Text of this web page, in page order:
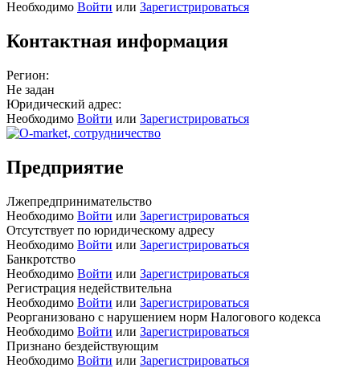
Необходимо Войти или Зарегистрироваться
Контактная информация
Регион:
Не задан
Юридический адрес:
Необходимо Войти или Зарегистрироваться
Предприятие
Лжепредпринимательство
Необходимо Войти или Зарегистрироваться
Отсутствует по юридическому адресу
Необходимо Войти или Зарегистрироваться
Банкротство
Необходимо Войти или Зарегистрироваться
Регистрация недействительна
Необходимо Войти или Зарегистрироваться
Реорганизовано с нарушением норм Налогового кодекса
Необходимо Войти или Зарегистрироваться
Признано бездействующим
Необходимо Войти или Зарегистрироваться